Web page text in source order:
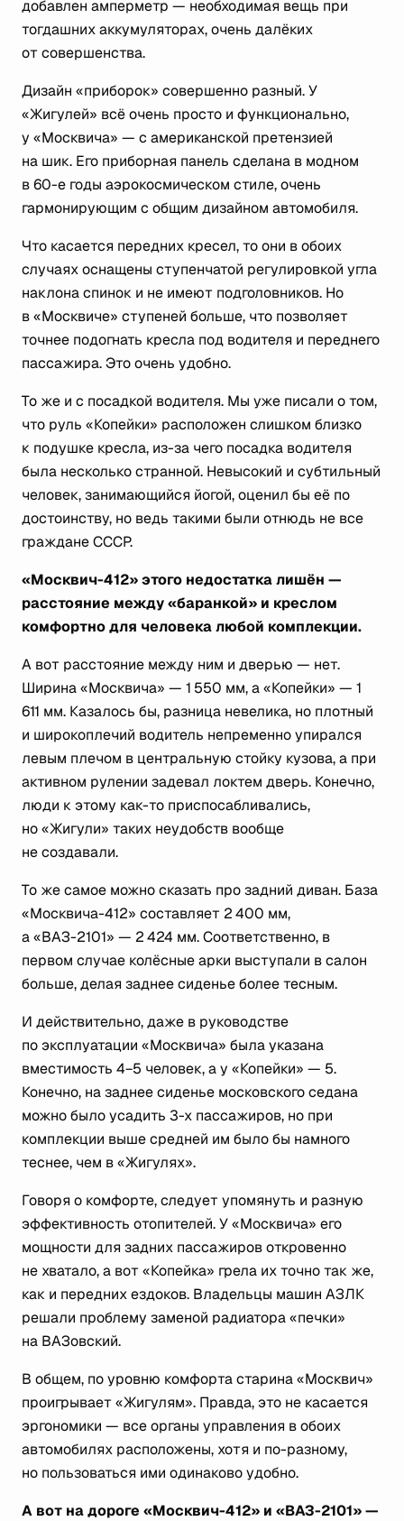
добавлен амперметр — необходимая вещь при
тогдашних аккумуляторах, очень далёких
от совершенства.
Дизайн «приборок» совершенно разный. У
«Жигулей» всё очень просто и функционально,
у «Москвича» — с американской претензией
на шик. Его приборная панель сделана в модном
в 60-е годы аэрокосмическом стиле, очень
гармонирующим с общим дизайном автомобиля.
Что касается передних кресел, то они в обоих
случаях оснащены ступенчатой регулировкой угла
наклона спинок и не имеют подголовников. Но
в «Москвиче» ступеней больше, что позволяет
точнее подогнать кресла под водителя и переднего
пассажира. Это очень удобно.
То же и с посадкой водителя. Мы уже писали о том,
что руль «Копейки» расположен слишком близко
к подушке кресла, из-за чего посадка водителя
была несколько странной. Невысокий и субтильный
человек, занимающийся йогой, оценил бы её по
достоинству, но ведь такими были отнюдь не все
граждане СССР.
«Москвич-412» этого недостатка лишён —
расстояние между «баранкой» и креслом
комфортно для человека любой комплекции.
А вот расстояние между ним и дверью — нет.
Ширина «Москвича» — 1 550 мм, а «Копейки» — 1
611 мм. Казалось бы, разница невелика, но плотный
и широкоплечий водитель непременно упирался
левым плечом в центральную стойку кузова, а при
активном рулении задевал локтем дверь. Конечно,
люди к этому как-то приспосабливались,
но «Жигули» таких неудобств вообще
не создавали.
То же самое можно сказать про задний диван. База
«Москвича-412» составляет 2 400 мм,
а «ВАЗ-2101» — 2 424 мм. Соответственно, в
первом случае колёсные арки выступали в салон
больше, делая заднее сиденье более тесным.
И действительно, даже в руководстве
по эксплуатации «Москвича» была указана
вместимость 4−5 человек, а у «Копейки» — 5.
Конечно, на заднее сиденье московского седана
можно было усадить 3-х пассажиров, но при
комплекции выше средней им было бы намного
теснее, чем в «Жигулях».
Говоря о комфорте, следует упомянуть и разную
эффективность отопителей. У «Москвича» его
мощности для задних пассажиров откровенно
не хватало, а вот «Копейка» грела их точно так же,
как и передних ездоков. Владельцы машин АЗЛК
решали проблему заменой радиатора «печки»
на ВАЗовский.
В общем, по уровню комфорта старина «Москвич»
проигрывает «Жигулям». Правда, это не касается
эргономики — все органы управления в обоих
автомобилях расположены, хотя и по-разному,
но пользоваться ими одинаково удобно.
А вот на дороге «Москвич-412» и «ВАЗ-2101» —